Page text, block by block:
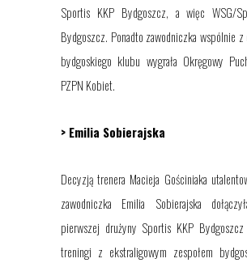
Sportis KKP Bydgoszcz, a więc WSG/
Bydgoszcz. Ponadto zawodniczka wspólnie z
bydgoskiego klubu wygrała Okręgowy
PZPN Kobiet.
> Emilia Sobierajska
Decyzją trenera Macieja Gościniaka
zawodniczka Emilia Sobierajska
pierwszej drużyny Sportis KKP
treningi z ekstraligowym zespołem